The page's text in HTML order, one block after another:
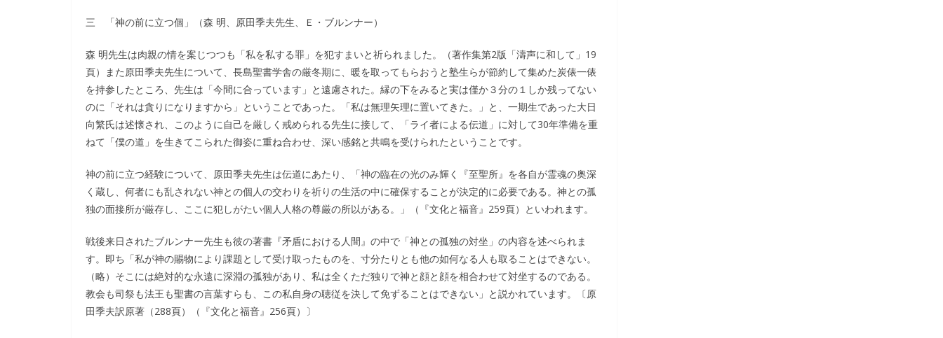
三 「神の前に立つ個」（森 明、原田季夫先生、Ｅ・ブルンナー）
森 明先生は肉親の情を案じつつも「私を私する罪」を犯すまいと祈られました。（著作集第2版「濤声に和して」19
頁）また原田季夫先生について、長島聖書学舎の厳冬期に、暖を取ってもらおうと塾生らが節約して集めた炭俵一俵
を持参したところ、先生は「今間に合っています」と遠慮された。縁の下をみると実は僅か３分の１しか残ってない
のに「それは貪りになりますから」ということであった。「私は無理矢理に置いてきた。」と、一期生であった大日
向繁氏は述懐され、このように自己を厳しく戒められる先生に接して、「ライ者による伝道」に対して30年準備を重
ねて「僕の道」を生きてこられた御姿に重ね合わせ、深い感銘と共鳴を受けられたということです。
神の前に立つ経験について、原田季夫先生は伝道にあたり、「神の臨在の光のみ輝く『至聖所』を各自が霊魂の奥深
く蔵し、何者にも乱されない神との個人の交わりを祈りの生活の中に確保することが決定的に必要である。神との孤
独の面接所が厳存し、ここに犯しがたい個人人格の尊厳の所以がある。」（『文化と福音』259頁）といわれます。
戦後来日されたブルンナー先生も彼の著書『矛盾における人間』の中で「神との孤独の対坐」の内容を述べられま
す。即ち「私が神の賜物により課題として受け取ったものを、寸分たりとも他の如何なる人も取ることはできない。
（略）そこには絶対的な永遠に深淵の孤独があり、私は全くただ独りで神と顔と顔を相合わせて対坐するのである。
教会も司祭も法王も聖書の言葉すらも、この私自身の聴従を決して免ずることはできない」と説かれています。〔原
田季夫訳原著（288頁）（『文化と福音』256頁）〕